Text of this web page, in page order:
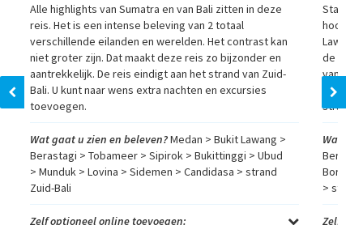
Alle highlights van Sumatra en van Bali zitten in deze
reis. Het is een intense beleving van 2 totaal
verschillende eilanden en werelden. Het contrast kan
niet groter zijn. Dat maakt deze reis zo bijzonder en
aantrekkelijk. De reis eindigt aan het strand van Zuid-
Bali. U kunt naar wens extra nachten en excursies
toevoegen.
Wat gaat u zien en beleven?Medan > Bukit Lawang >
Berastagi > Tobameer > Sipirok > Bukittinggi > Ubud
> Munduk > Lovina > Sidemen > Candidasa > strand
Zuid-Bali
Zelf optioneel online toevoegen:
Starten
de
van
ziet u
Wat
>
Zelf